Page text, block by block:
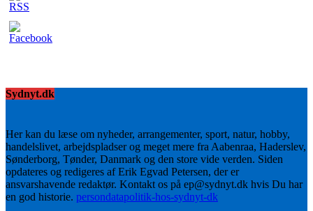
Sydnyt.dk
Her kan du læse om nyheder, arrangementer, sport, natur, hobby,
handelslivet, arbejdspladser og meget mere fra Aabenraa, Haderslev,
Sønderborg, Tønder, Danmark og den store vide verden. Siden
opdateres og redigeres af Erik Egvad Petersen, der er
ansvarshavende redaktør. Kontakt os på ep@sydnyt.dk hvis Du har
en god historie. persondatapolitik-hos-sydnyt-dk